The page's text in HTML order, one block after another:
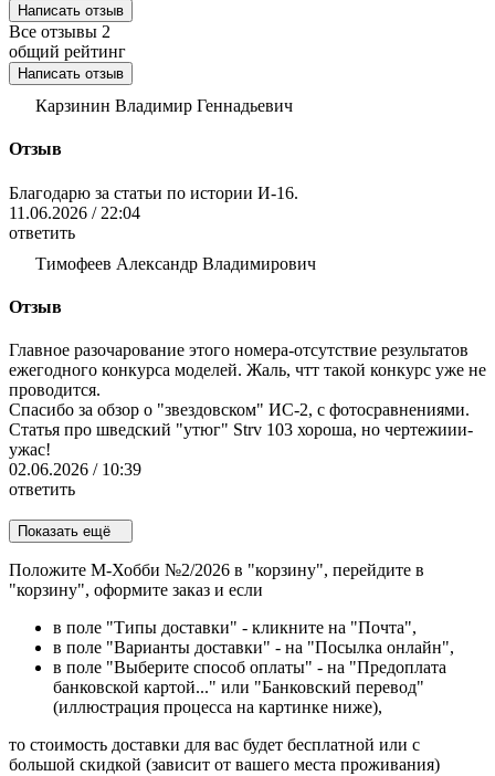
Написать отзыв
Все отзывы 2
общий рейтинг
Написать отзыв
Карзинин Владимир Геннадьевич
Отзыв
Благодарю за статьи по истории И-16.
11.06.2026 / 22:04
ответить
Тимофеев Александр Владимирович
Отзыв
Главное разочарование этого номера-отсутствие результатов
ежегодного конкурса моделей. Жаль, чтт такой конкурс уже не
проводится.
Спасибо за обзор о "звездовском" ИС-2, с фотосравнениями.
Статья про шведский "утюг" Strv 103 хороша, но чертежиии-
ужас!
02.06.2026 / 10:39
ответить
Показать ещё
Положите М-Хобби №2/2026 в "корзину", перейдите в
"корзину", оформите заказ и если
в поле "Типы доставки" - кликните на "Почта",
в поле "Варианты доставки" - на "Посылка онлайн",
в поле "Выберите способ оплаты" - на "Предоплата
банковской картой..." или "Банковский перевод"
(иллюстрация процесса на картинке ниже),
то стоимость доставки для вас будет бесплатной или с
большой скидкой (зависит от вашего места проживания)